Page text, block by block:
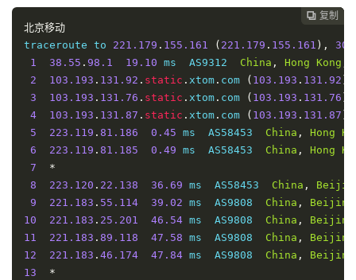
18
210.22.97.1 62.04 ms  AS17621 China, Shanghai
深圳联通
traceroute to 210.21.196.6 (210.21 196.6 ), 30 hops
1
38.55 .98.1 13.80 ms  AS9312 China Hong Kong ,
2
103.193 131.92 static xtom com ( 103.193 131.92 )
3
103.193 131.76 static .xtom.com ( 103.193 131.76 )
4
103.193 131.87 static .xtom.com ( 103.193 131.87 )
5
223.119
6
223.119 81.185 0.51 ms  AS58453 China, Hong
7
223.120 2.125 2.61 ms  AS58453 China, Hong
8
223.120 3.202 28.13 ms  AS58453 China
9
221.183 89.182 28.51 ms  AS9808 China
10
221.183 89.69 30.45 ms  AS9808 China, Shanghai
11
*
 复制
 复制
 复制
北京移动
traceroute to 221.179 . 155.161 ( 221.179 . 155.161 ), 30
1
38.55 . 98.1 19.10 ms  AS9312 China , Hong Kong
2
103.193 . 131.92 . static . xtom . com ( 103.193 . 131.92
3
103.193 . 131.76 . static . xtom . com ( 103.193 . 131.76
4
103.193 . 131.87 . static . xtom . com ( 103.193 . 131.87
5
223.119 . 81.186 0.45 ms  AS58453 China , Hong
6
223.119 . 81.185 0.49 ms  AS58453 China , Hong
7
*
8
223.120 . 22.138 36.69 ms  AS58453 China ,
9
221.183 . 55.114 39.02 ms  AS9808 China , Beijing
10
221.183 . 25.201 46.54 ms  AS9808 China , Beijing
11
221.183 . 89.118 47.58 ms  AS9808 China , Beijing
12
221.183 . 46.174 47.84 ms  AS9808 China , Beijing
13
*